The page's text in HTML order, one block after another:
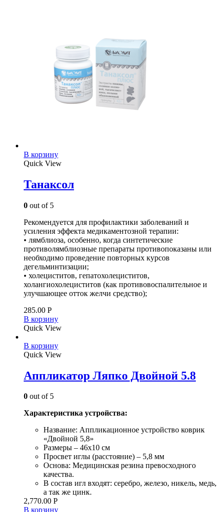
В корзину
Quick View
Танаксол
0 out of 5
Рекомендуется для профилактики заболеваний и
усиления эффекта медикаментозной терапии:
• лямблиоза, особенно, когда синтетические
противолямблиозные препараты противопоказаны или
необходимо проведение повторных курсов
дегельминтизации;
• холециститов, гепатохолециститов,
холангиохолециститов (как противовоспалительное и
улучшающее отток желчи средство);
285.00 Р
В корзину
Quick View
В корзину
Quick View
Аппликатор Ляпко Двойной 5.8
0 out of 5
Характеристика устройства:
Название: Аппликационное устройство коврик
«Двойной 5,8»
Размеры – 46х10 см
Просвет иглы (расстояние) – 5,8 мм
Основа: Медицинская резина превосходного
качества.
В состав игл входят: серебро, железо, никель, медь,
а так же цинк.
2,770.00 Р
В корзину